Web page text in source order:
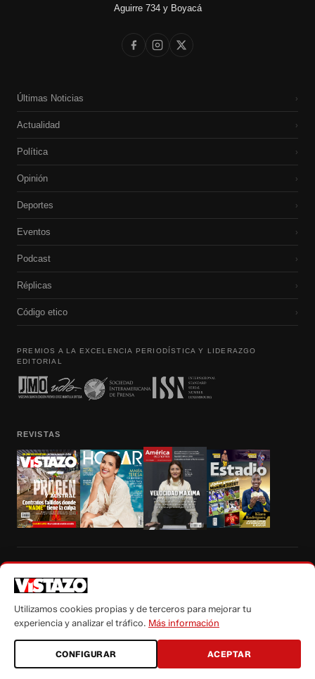
Aguirre 734 y Boyacá
Últimas Noticias ›
Actualidad ›
Política ›
Opinión ›
Deportes ›
Eventos ›
Podcast ›
Réplicas ›
Código etico ›
PREMIOS A LA EXCELENCIA PERIODÍSTICA Y LIDERAZGO
EDITORIAL
REVISTAS
autorización escrita de su titular, de todos los contenidos de Vistazo.com.
Utilizamos cookies propias y de terceros para mejorar tu
experiencia y analizar el tráfico. Más información
CONFIGURAR ACEPTAR